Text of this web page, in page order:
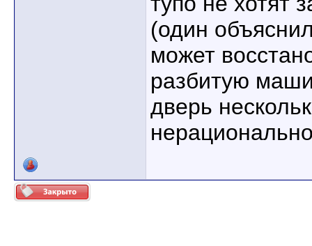
(один
может
разбитую
дверь